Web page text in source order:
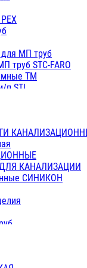
ПП белые
ППс металл.белые
белые
серые
с металл. серые
ПП (серые)
ПП (белые)
ПП с металлом белые
МП труб
труб STC-FARO
ТМ
п STI
труб TITAN
КАНАЛИЗАЦИИ
СИНИКОН